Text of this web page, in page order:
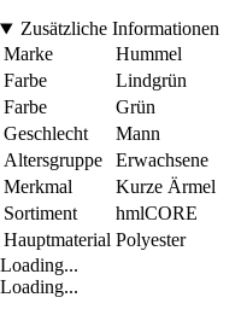
Zusätzliche Informationen
Marke
Hummel
Farbe
Lindgrün
Farbe
Grün
Geschlecht
Mann
Altersgruppe
Erwachsene
Merkmal
Kurze Ärmel
Sortiment
hmlCORE
Hauptmaterial Polyester
Loading...
Loading...